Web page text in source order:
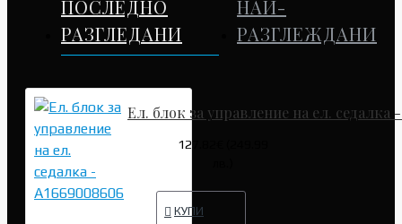
ПОСЛЕДНО
РАЗГЛЕДАНИ
НАЙ-
РАЗГЛЕЖДАНИ
Ел. блок за управление на ел. седалка
127.82€ (249.99
КУПИ